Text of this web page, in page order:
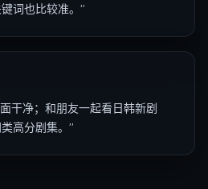
词也比较准。 ”
干净；和朋友一起看日韩新剧
高分剧集。 ”